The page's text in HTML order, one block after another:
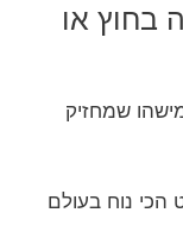
בחוץ או
שמחזיק
הכי נוח בעולם